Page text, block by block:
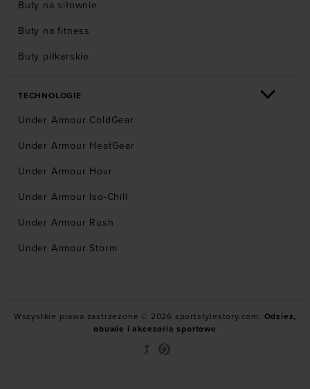
Buty na siłownie
Buty na fitness
Buty piłkarskie
TECHNOLOGIE
Under Armour ColdGear
Under Armour HeatGear
Under Armour Hovr
Under Armour Iso-Chill
Under Armour Rush
Under Armour Storm
Wszystkie prawa zastrzeżone © 2026 sportstylestory.com: Odzież,
obuwie i akcesoria sportowe